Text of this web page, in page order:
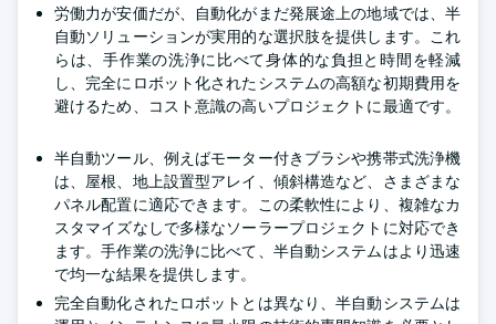
労働力が安価だが、自動化がまだ発展途上の地域では、半
自動ソリューションが実用的な選択肢を提供します。これ
らは、手作業の洗浄に比べて身体的な負担と時間を軽減
し、完全にロボット化されたシステムの高額な初期費用を
避けるため、コスト意識の高いプロジェクトに最適です。
半自動ツール、例えばモーター付きブラシや携帯式洗浄機
は、屋根、地上設置型アレイ、傾斜構造など、さまざまな
パネル配置に適応できます。この柔軟性により、複雑なカ
スタマイズなしで多様なソーラープロジェクトに対応でき
ます。手作業の洗浄に比べて、半自動システムはより迅速
で均一な結果を提供します。
完全自動化されたロボットとは異なり、半自動システムは